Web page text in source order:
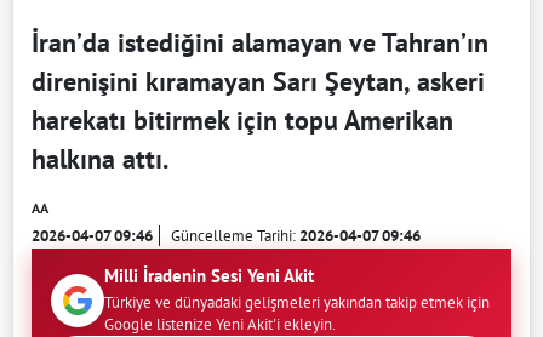
İran’da istediğini alamayan ve Tahran’ın
direnişini kıramayan Sarı Şeytan, askeri
harekatı bitirmek için topu Amerikan
halkına attı.
AA
2026-04-07 09:46 Güncelleme Tarihi:2026-04-07 09:46
Milli İradenin Sesi Yeni Akit
Türkiye ve dünyadaki gelişmeleri yakından takip etmek için
Google listenize Yeni Akit'i ekleyin.